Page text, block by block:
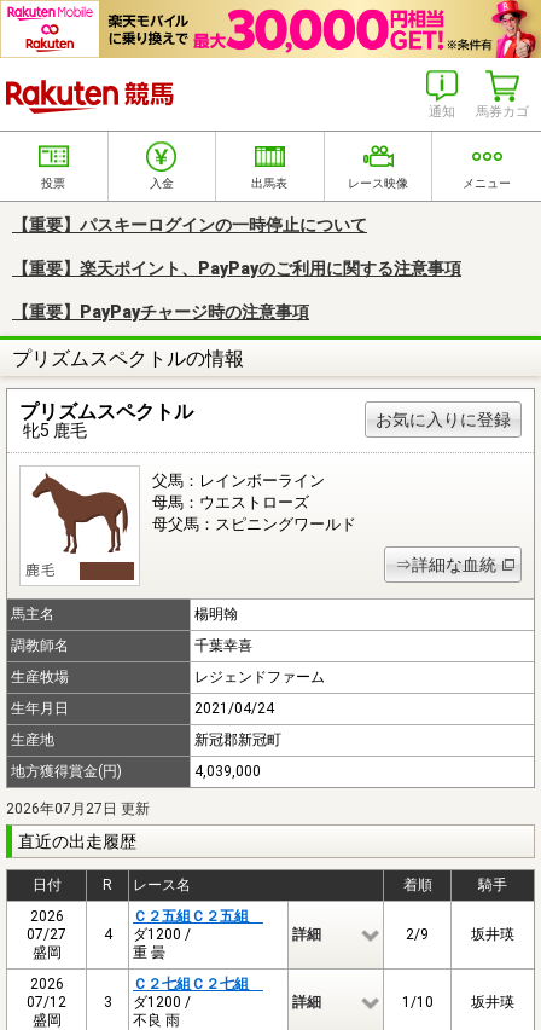
馬券カゴ
通知
投票 入金 出馬表 レース映像 メニュー
【重要】パスキーログインの一時停止について
【重要】楽天ポイント、PayPayのご利用に関する注意事項
【重要】PayPayチャージ時の注意事項
プリズムスペクトルの情報
プリズムスペクトル
牝5 鹿毛
お気に入りに登録
父馬：レインボーライン
母馬：ウエストローズ
母父馬：スピニングワールド
⇒詳細な血統
馬主名
楊明翰
調教師名
千葉幸喜
生産牧場
レジェンドファーム
生年月日
2021/04/24
生産地
新冠郡新冠町
地方獲得賞金(円)
4,039,000
2026年07月27日 更新
直近の出走履歴
日付 R レース名 着順
騎手
2026
07/27
盛岡
4
Ｃ２五組Ｃ２五組
ダ1200 /
重 曇
詳細 2/9 坂井瑛
2026
07/12
盛岡
3
Ｃ２七組Ｃ２七組
ダ1200 /
不良 雨
詳細 1/10 坂井瑛